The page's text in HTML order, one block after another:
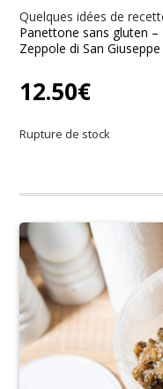
Quelques idées de
Panettone sans gluten
Zeppole di San
12.50€
Rupture de stock